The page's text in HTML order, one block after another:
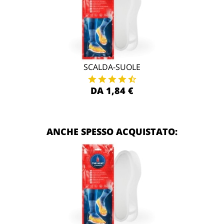
SCALDA-SUOLE
DA 1,84 €
ANCHE SPESSO ACQUISTATO: